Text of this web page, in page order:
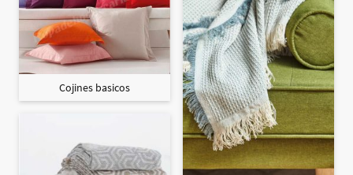
Cojines basicos